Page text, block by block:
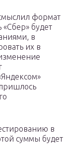
формат
«Сбер» будет
в
их в
в
суммы будет